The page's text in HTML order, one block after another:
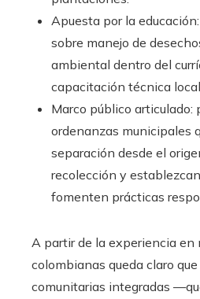
Apuesta por la
sobre manejo de
ambiental dentro del
capacitación técnica local.
Marco público articulado:
ordenanzas municipales
separación desde el
recolección y
fomenten prácticas
A partir de la experiencia en
colombianas queda claro
comunitarias integradas